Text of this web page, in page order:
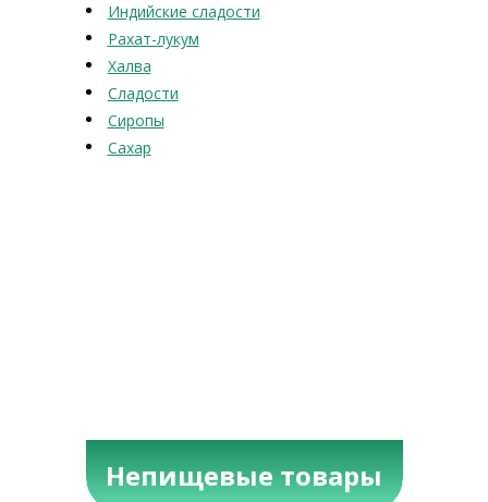
Индийские сладости
Рахат-лукум
Халва
Сладости
Сиропы
Сахар
Непищевые товары